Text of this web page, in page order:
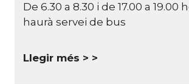
De 6.30 a 8.30 i de 17.00 a 19.00
haurà servei de bus
Llegir més >